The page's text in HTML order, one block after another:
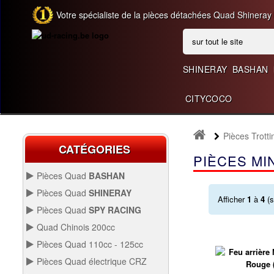
Votre spécialiste de la pièces détachées Quad
SHINERAY BASHAN
CITYCOCO
CATÉGORIES
Pièces Quad BASHAN
Pièces Quad SHINERAY
Pièces Quad SPY RACING
QUAD SPY250F3
Quad Chinois 200cc
200CC
Allumage Quad
Pièces Quad 110cc - 125cc
125CC
Pièces Quad électrique CRZ
Pièces
PIÈCES
Afficher1 à 4